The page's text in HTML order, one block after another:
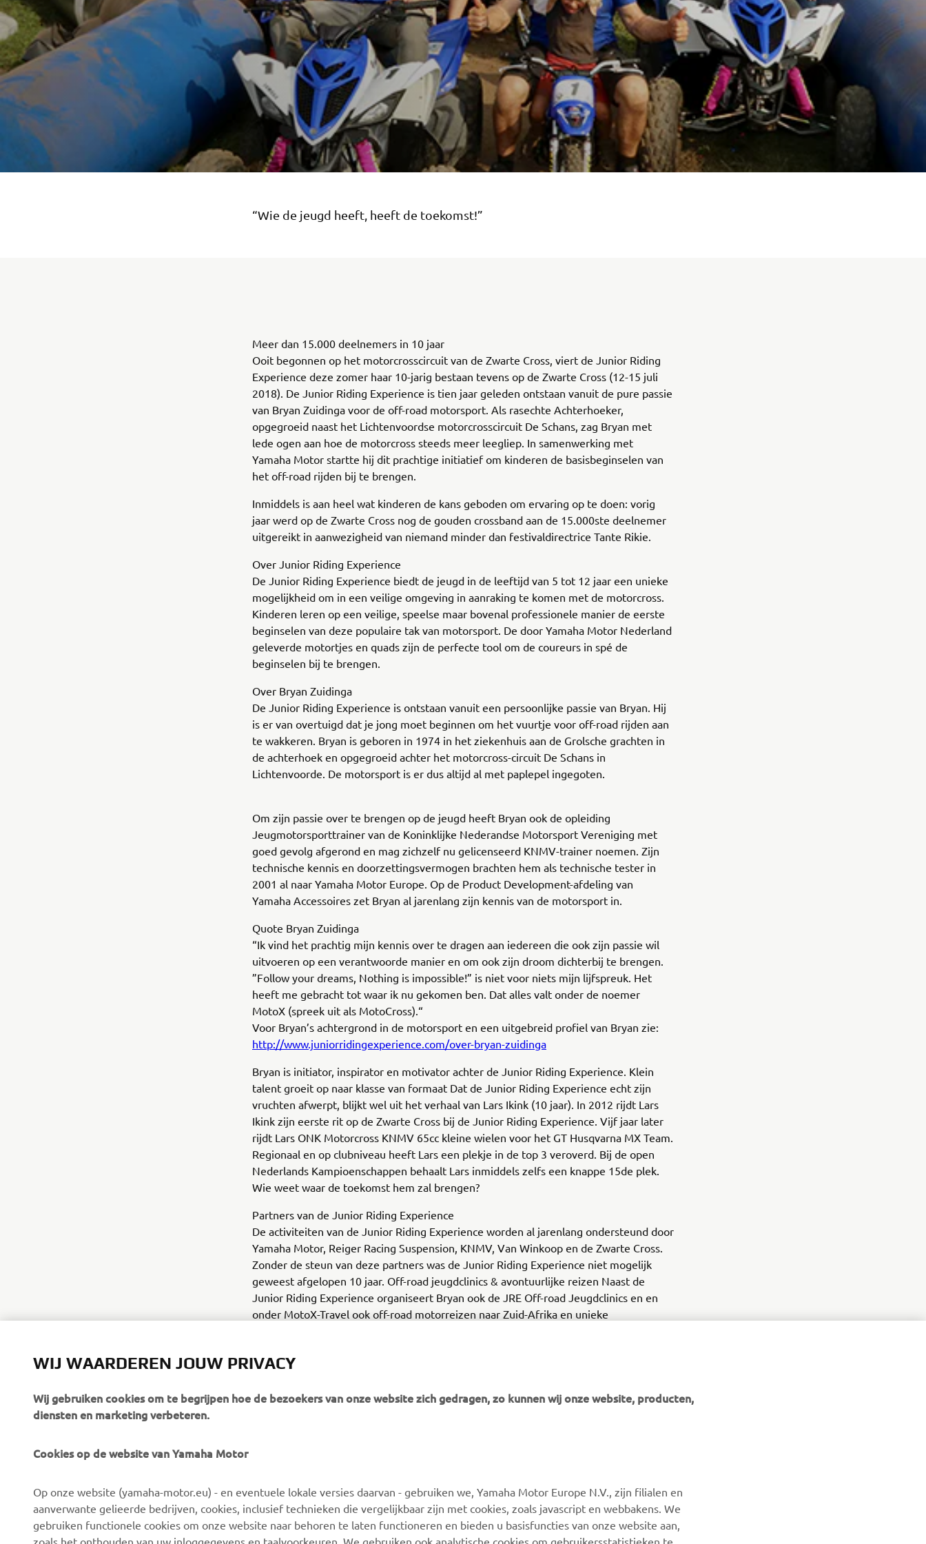
“Wie de jeugd heeft, heeft de toekomst!”
Meer dan 15.000 deelnemers in 10 jaar
Ooit begonnen op het motorcrosscircuit van de Zwarte Cross, viert de Junior Riding
Experience deze zomer haar 10-jarig bestaan tevens op de Zwarte Cross (12-15 juli
2018). De Junior Riding Experience is tien jaar geleden ontstaan vanuit de pure passie
van Bryan Zuidinga voor de off-road motorsport. Als rasechte Achterhoeker,
opgegroeid naast het Lichtenvoordse motorcrosscircuit De Schans, zag Bryan met
lede ogen aan hoe de motorcross steeds meer leegliep. In samenwerking met
Yamaha Motor startte hij dit prachtige initiatief om kinderen de basisbeginselen van
het off-road rijden bij te brengen.
Inmiddels is aan heel wat kinderen de kans geboden om ervaring op te doen: vorig
jaar werd op de Zwarte Cross nog de gouden crossband aan de 15.000ste deelnemer
uitgereikt in aanwezigheid van niemand minder dan festivaldirectrice Tante Rikie.
Over Junior Riding Experience
De Junior Riding Experience biedt de jeugd in de leeftijd van 5 tot 12 jaar een unieke
mogelijkheid om in een veilige omgeving in aanraking te komen met de motorcross.
Kinderen leren op een veilige, speelse maar bovenal professionele manier de eerste
beginselen van deze populaire tak van motorsport. De door Yamaha Motor Nederland
geleverde motortjes en quads zijn de perfecte tool om de coureurs in spé de
beginselen bij te brengen.
Over Bryan Zuidinga
De Junior Riding Experience is ontstaan vanuit een persoonlijke passie van Bryan. Hij
is er van overtuigd dat je jong moet beginnen om het vuurtje voor off-road rijden aan
te wakkeren. Bryan is geboren in 1974 in het ziekenhuis aan de Grolsche grachten in
de achterhoek en opgegroeid achter het motorcross-circuit De Schans in
Lichtenvoorde. De motorsport is er dus altijd al met paplepel ingegoten.
Om zijn passie over te brengen op de jeugd heeft Bryan ook de opleiding
Jeugmotorsporttrainer van de Koninklijke Nederandse Motorsport Vereniging met
goed gevolg afgerond en mag zichzelf nu gelicenseerd KNMV-trainer noemen. Zijn
technische kennis en doorzettingsvermogen brachten hem als technische tester in
2001 al naar Yamaha Motor Europe. Op de Product Development-afdeling van
Yamaha Accessoires zet Bryan al jarenlang zijn kennis van de motorsport in.
Quote Bryan Zuidinga
“Ik vind het prachtig mijn kennis over te dragen aan iedereen die ook zijn passie wil
uitvoeren op een verantwoorde manier en om ook zijn droom dichterbij te brengen.
”Follow your dreams, Nothing is impossible!” is niet voor niets mijn lijfspreuk. Het
heeft me gebracht tot waar ik nu gekomen ben. Dat alles valt onder de noemer
MotoX (spreek uit als MotoCross).“
Voor Bryan’s achtergrond in de motorsport en een uitgebreid profiel van Bryan zie:
http://www.juniorridingexperience.com/over-bryan-zuidinga
Bryan is initiator, inspirator en motivator achter de Junior Riding Experience. Klein
talent groeit op naar klasse van formaat Dat de Junior Riding Experience echt zijn
vruchten afwerpt, blijkt wel uit het verhaal van Lars Ikink (10 jaar). In 2012 rijdt Lars
Ikink zijn eerste rit op de Zwarte Cross bij de Junior Riding Experience. Vijf jaar later
rijdt Lars ONK Motorcross KNMV 65cc kleine wielen voor het GT Husqvarna MX Team.
Regionaal en op clubniveau heeft Lars een plekje in de top 3 veroverd. Bij de open
Nederlands Kampioenschappen behaalt Lars inmiddels zelfs een knappe 15de plek.
Wie weet waar de toekomst hem zal brengen?
Partners van de Junior Riding Experience
De activiteiten van de Junior Riding Experience worden al jarenlang ondersteund door
Yamaha Motor, Reiger Racing Suspension, KNMV, Van Winkoop en de Zwarte Cross.
Zonder de steun van deze partners was de Junior Riding Experience niet mogelijk
geweest afgelopen 10 jaar. Off-road jeugdclinics & avontuurlijke reizen Naast de
Junior Riding Experience organiseert Bryan ook de JRE Off-road Jeugdclinics en en
onder MotoX-Travel ook off-road motorreizen naar Zuid-Afrika en unieke
CORPORATE
Over ons
VOOR BEDRIJVEN
eBike systemen
Autoriteiten
MyYamaha
Yamaha Music
Webshop-ondersteuning
Onderdelencatalogus
Wees de eerste die meer te weten komt over de nieuwste
deals, speciale evenementen, nieuwe producten en nog veel
meer
WIJ WAARDEREN JOUW PRIVACY
Wij gebruiken cookies om te begrijpen hoe de bezoekers van onze website zich gedragen, zo kunnen wij onze website, producten,
diensten en marketing verbeteren.
Cookies op de website van Yamaha Motor
Op onze website (yamaha-motor.eu) - en eventuele lokale versies daarvan - gebruiken we, Yamaha Motor Europe N.V., zijn filialen en
aanverwante gelieerde bedrijven, cookies, inclusief technieken die vergelijkbaar zijn met cookies, zoals javascript en webbakens. We
gebruiken functionele cookies om onze website naar behoren te laten functioneren en bieden u basisfuncties van onze website aan,
zoals het onthouden van uw inloggegevens en taalvoorkeuren. We gebruiken ook analytische cookies om gebruikersstatistieken te